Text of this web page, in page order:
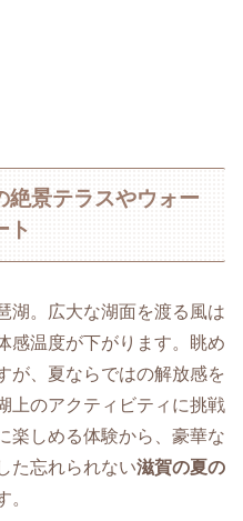
絶景テラスやウォー
ト
湖。広大な湖面を渡る風は
感温度が下がります。眺め
が、夏ならではの解放感を
上のアクティビティに挑戦
楽しめる体験から、豪華な
た忘れられない滋賀の夏の
。